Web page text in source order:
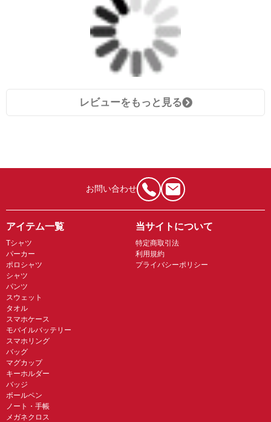
レビューをもっと見る
お問い合わせ
アイテム一覧
Tシャツ
パーカー
ポロシャツ
シャツ
パンツ
スウェット
タオル
スマホケース
モバイルバッテリー
スマホリング
バッグ
マグカップ
キーホルダー
バッジ
ボールペン
ノート・手帳
メガネクロス
当サイトについて
特定商取引法
利用規約
プライバシーポリシー